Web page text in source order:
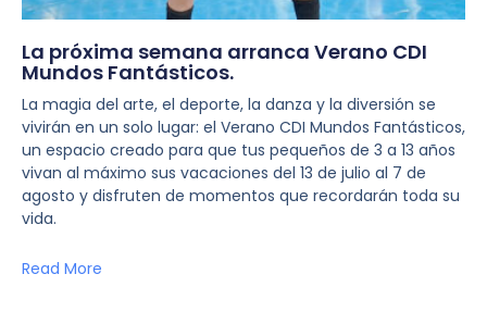
La próxima semana arranca Verano CDI
Mundos Fantásticos.
La magia del arte, el deporte, la danza y la diversión se
vivirán en un solo lugar: el Verano CDI Mundos Fantásticos,
un espacio creado para que tus pequeños de 3 a 13 años
vivan al máximo sus vacaciones del 13 de julio al 7 de
agosto y disfruten de momentos que recordarán toda su
vida.
Read More